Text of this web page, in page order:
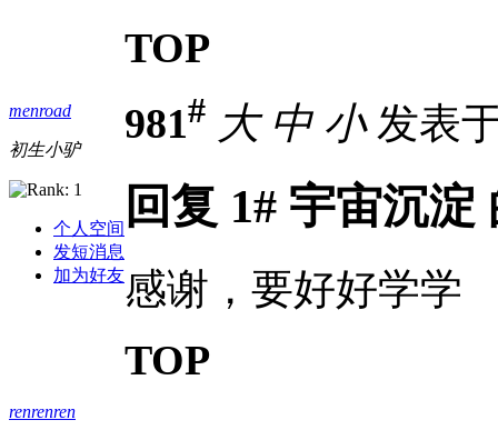
TOP
menroad
初生小驴
个人空间
发短消息
加为好友
981# 大 中 小发表
回复 1# 宇宙沉淀
感谢，要好好学学
TOP
renrenren